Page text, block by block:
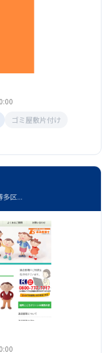
ゴミ屋敷片付け
多区...